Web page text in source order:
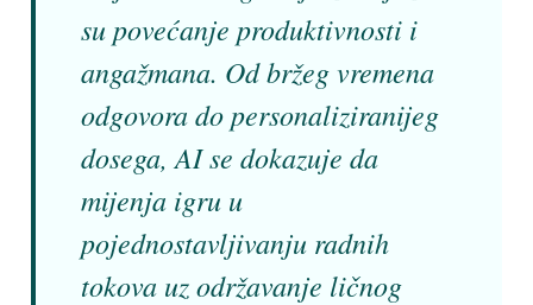
su povećanje produktivnosti i
angažmana. Od bržeg vremena
odgovora do personaliziranijeg
dosega, AI se dokazuje da
mijenja igru ​​u
pojednostavljivanju radnih
tokova uz održavanje ličnog